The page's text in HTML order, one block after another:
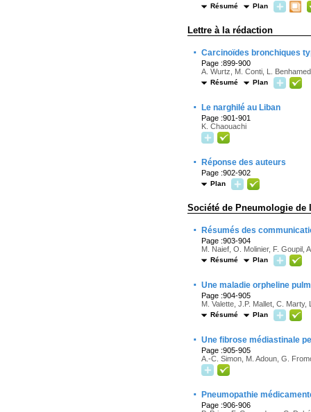
Résumé Plan
Lettre à la rédaction
· Carcinoïdes bronchiques
Page :899-900
A. Wurtz, M. Conti, L.
Résumé Plan
· Le narghilé au Liban
Page :901-901
K. Chaouachi
· Réponse des auteurs
Page :902-902
Plan
Société de Pneumologie de
· Résumés des
Page :903-904
M. Naief, O. Molinier, F. Goupil,
Résumé Plan
· Une maladie orpheline
Page :904-905
M. Valette, J.P. Mallet, C.
Résumé Plan
· Une fibrose médiastinale
Page :905-905
A.-C. Simon, M. Adoun, G.
· Pneumopathie
Page :906-906